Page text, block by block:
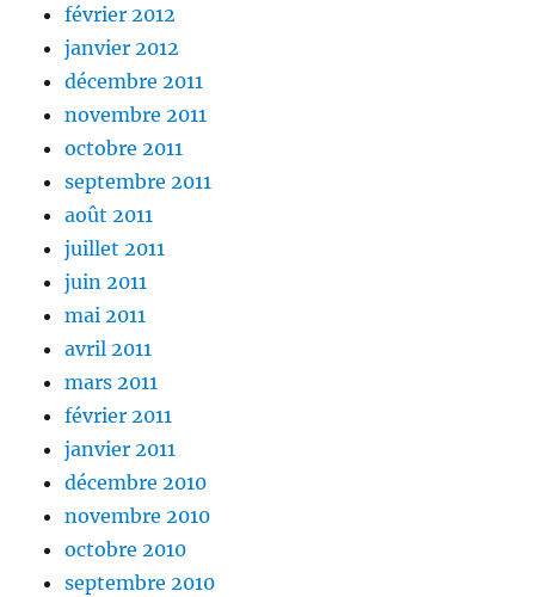
février 2012
janvier 2012
décembre 2011
novembre 2011
octobre 2011
septembre 2011
août 2011
juillet 2011
juin 2011
mai 2011
avril 2011
mars 2011
février 2011
janvier 2011
décembre 2010
novembre 2010
octobre 2010
septembre 2010